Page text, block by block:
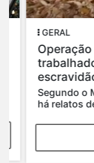
GERAL
Operação
escravidão
Segundo o
há relatos de